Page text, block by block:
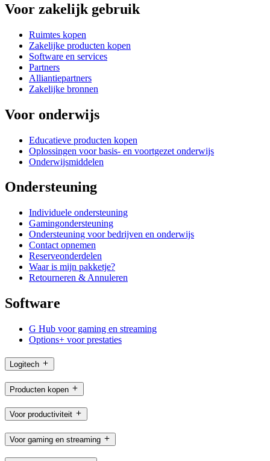
Voor zakelijk gebruik
Ruimtes kopen
Zakelijke producten kopen
Software en services
Partners
Alliantiepartners
Zakelijke bronnen
Voor onderwijs
Educatieve producten kopen
Oplossingen voor basis- en voortgezet onderwijs
Onderwijsmiddelen
Ondersteuning
Individuele ondersteuning
Gamingondersteuning
Ondersteuning voor bedrijven en onderwijs
Contact opnemen
Reserveonderdelen
Waar is mijn pakketje?
Retourneren & Annuleren
Software
G Hub voor gaming en streaming
Options+ voor prestaties
Logitech
Producten kopen
Voor productiviteit
Voor gaming en streaming